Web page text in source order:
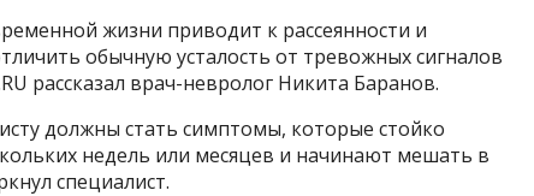
жизни приводит к рассеянности и
обычную усталость от тревожных сигналов
рассказал врач-невролог Никита Баранов.
должны стать симптомы, которые стойко
недель или месяцев и начинают мешать в
специалист.